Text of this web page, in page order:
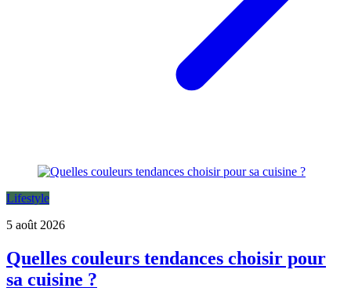
Lifestyle
5 août 2026
Quelles couleurs tendances choisir pour
sa cuisine ?